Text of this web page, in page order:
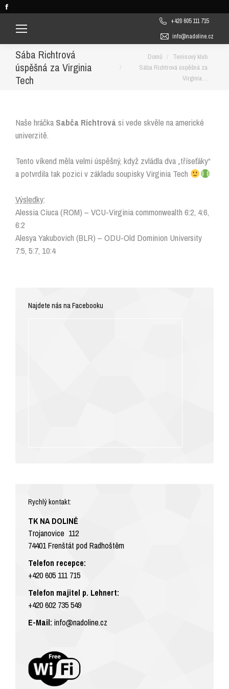
opens
in
new
window
+420 605 111 715
info@nadoline.cz
Sába Richtrová
úspěšná za Virginia
Tech
You are here:Domů
Tenisový klub
Sába Richtrová úspěšná za
Virginia…
Naše hráčka Sabča Richtrovási vede skvěle na americké
univerzitě.
Tento víkend měla velmi úspěšný, když zvládla dva „tříseťáky“
a potvrdila tak pozici v základu soupisky Virginia Tech
Výsledky:
Alessia Ciuca (ROM) – VCU-Virginia commonwealth 6:2, 4:6,
6:2
Alesya Yakubovich (BLR) – ODU-Old Dominion University
7:5, 5:7, 10:4
Najdete nás na Facebooku
Rychlý kontakt:
TK NA DOLINĚ
Trojanovice 112
74401 Frenštát pod Radhoštěm
Telefon recepce:
+420 605 111 715
Telefon majitel p. Lehnert:
+420 602 735 549
E-Mail: info@nadoline.cz